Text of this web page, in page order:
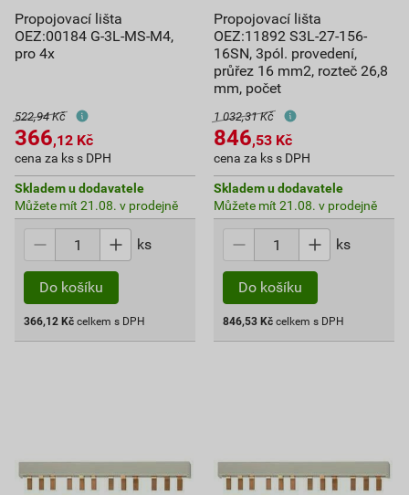
Propojovací lišta
OEZ:00184 G-3L-MS-M4,
pro 4x
522,94 Kč
366,12 Kč
cena za ks s DPH
Skladem u dodavatele
Můžete mít 21.08. v prodejně
ks
Do košíku
366,12 Kč celkem s DPH
Propojovací lišta
OEZ:11892 S3L-27-156-
16SN, 3pól. provedení,
průřez 16 mm2, rozteč 26,8
mm, počet
1 032,31 Kč
846,53 Kč
cena za ks s DPH
Skladem u dodavatele
Můžete mít 21.08. v prodejně
ks
Do košíku
846,53 Kč celkem s DPH